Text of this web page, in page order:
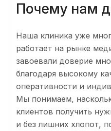
Почему нам
Наша клиника уже
работает на рынке
завоевали доверие
благодаря высокому
оперативности и
Мы понимаем,
клиентов получить
и без лишних хлопот,